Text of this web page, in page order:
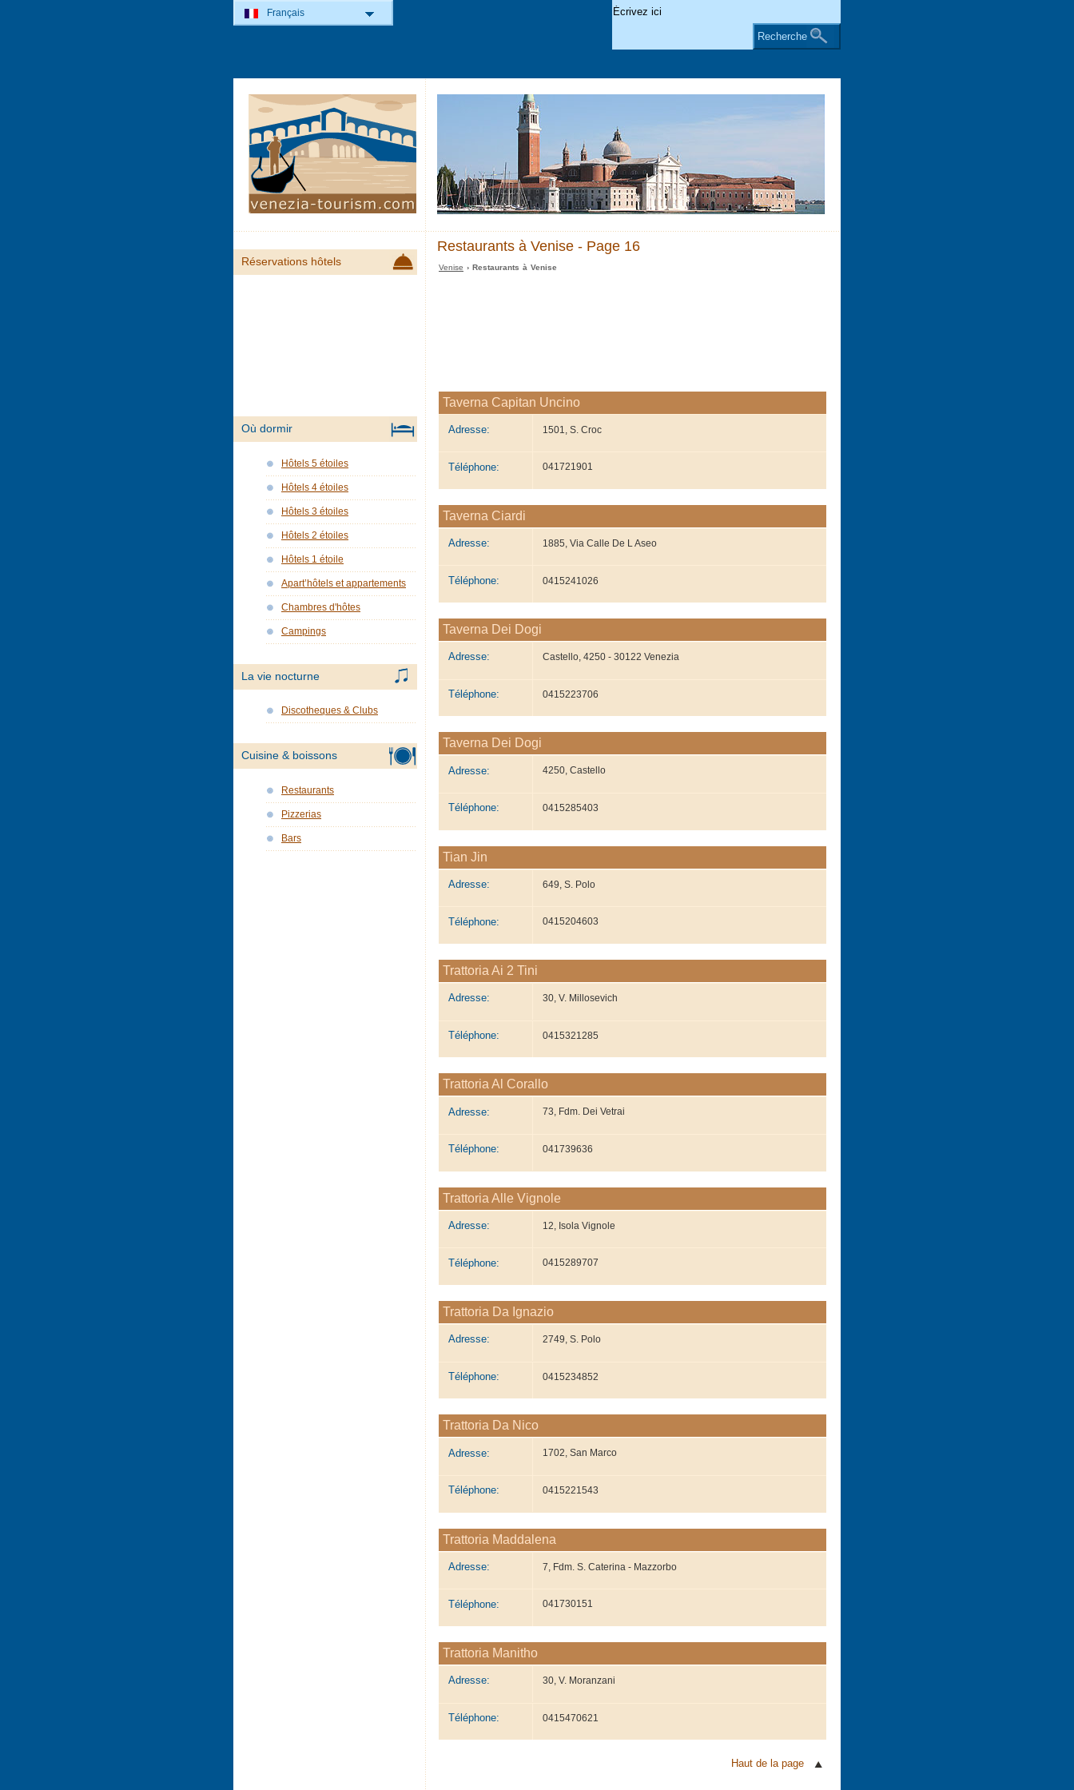
Restaurants à Venise - Page 16
Venise › Restaurants à Venise
Taverna Capitan Uncino
Adresse: 1501, S. Croc
Téléphone: 041721901
Taverna Ciardi
Adresse: 1885, Via Calle De L Aseo
Téléphone: 0415241026
Taverna Dei Dogi
Adresse: Castello, 4250 - 30122 Venezia
Téléphone: 0415223706
Taverna Dei Dogi
Adresse: 4250, Castello
Téléphone: 0415285403
Tian Jin
Adresse: 649, S. Polo
Téléphone: 0415204603
Trattoria Ai 2 Tini
Adresse: 30, V. Millosevich
Téléphone: 0415321285
Trattoria Al Corallo
Adresse: 73, Fdm. Dei Vetrai
Téléphone: 041739636
Trattoria Alle Vignole
Adresse: 12, Isola Vignole
Téléphone: 0415289707
Trattoria Da Ignazio
Adresse: 2749, S. Polo
Téléphone: 0415234852
Trattoria Da Nico
Adresse: 1702, San Marco
Téléphone: 0415221543
Trattoria Maddalena
Adresse: 7, Fdm. S. Caterina - Mazzorbo
Téléphone: 041730151
Trattoria Manitho
Adresse: 30, V. Moranzani
Téléphone: 0415470621
Haut de la page
Réservations hôtels
Où dormir
Hôtels 5 étoiles
Hôtels 4 étoiles
Hôtels 3 étoiles
Hôtels 2 étoiles
Hôtels 1 étoile
Apart’hôtels et appartements
Chambres d'hôtes
Campings
La vie nocturne
Discotheques & Clubs
Cuisine & boissons
Restaurants
Pizzerias
Bars
Français
Recherche